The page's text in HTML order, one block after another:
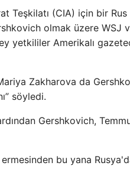
Teşkilatı (CIA) için bir
olmak üzere
yetkililer Amerikalı
Zakharova da
söyledi.
Gershkovich,
bu yana